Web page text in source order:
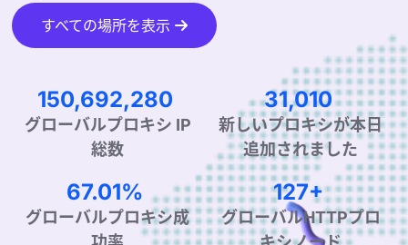
すべての場所を表示
223,106,168
グローバルプロキシ IP
総数
46,225
新しいプロキシが本日
追加されました
99.90%
グローバルプロキシ成
190+
グローバルHTTPプロ